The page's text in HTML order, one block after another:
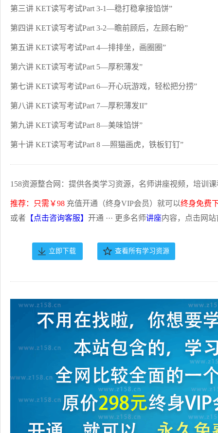
第三讲 KET读写考试Part 3-1—稳打稳拿接馅饼”
第四讲 KET读写考试Part 3-2—瞻前顾后，左顾右盼”
第五讲 KET读写考试Part 4—排排坐，画圈圈”
第六讲 KET读写考试Part 5—厚积薄发”
第七讲 KET读写考试Part 6—开心玩游戏，轻松把分捞”
第八讲 KET读写考试Part 7—厚积薄发II”
第九讲 KET读写考试Part 8—美味馅饼”
第十讲 KET读写考试Part 8 —照猫画虎，铁板钉钉”
158资源整合网：提供各类学习资源，名师讲座视频，培训
推荐：只需￥98 充值开通（终身VIP会员）就可以终身免费
或者 【点击咨询客服】 开通 ··· 更多名师讲座内容，点击网
立即下载 查看所有学习资源